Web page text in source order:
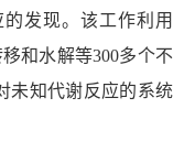
发现。该工作利用
和水解等300多个不
未知代谢反应的系统